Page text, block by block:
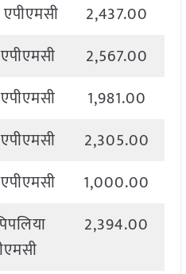
2,437.00
2,567.00
1,981.00
2,305.00
1,000.00
2,394.00